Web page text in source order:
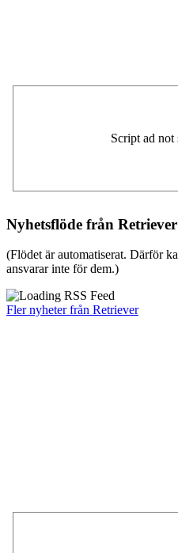
Nyhetsflöde från Retriever
(Flödet är automatiserat. Därför
ansvarar inte för dem.)
Fler nyheter från Retriever